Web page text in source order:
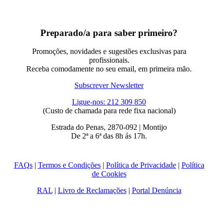
Preparado/a para saber primeiro?
Promoções, novidades e sugestões exclusivas para
profissionais.
Receba comodamente no seu email, em primeira mão.
Subscrever Newsletter
Ligue-nos: 212 309 850
(Custo de chamada para rede fixa nacional)
Estrada do Penas, 2870-092 | Montijo
De 2ª a 6ª das 8h ás 17h.
FAQs| Termos e Condições| Política de Privacidade| Política
de Cookies
RAL| Livro de Reclamações| Portal Denúncia